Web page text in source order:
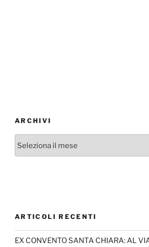
ARCHIVI
ARTICOLI RECENTI
EX CONVENTO SANTA CHIARA: AL